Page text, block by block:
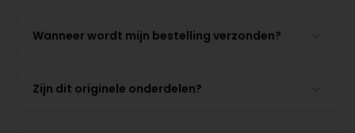
Wanneer wordt mijn bestelling verzonden?
Zijn dit originele onderdelen?